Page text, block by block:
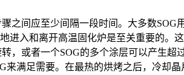
之间应至少间隔一段时间。大多数
进入和离开高温固化炉是至关重要的
，或者一个SOG的多个涂层可以产生
满足需要。在最热的烘烤之后，冷却